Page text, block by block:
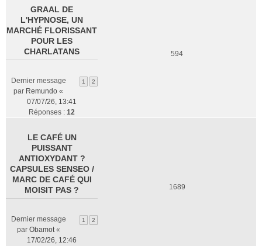
GRAAL DE
L'HYPNOSE, UN
MARCHÉ FLORISSANT
POUR LES
CHARLATANS
1 2
Dernier message
par Remundo «
07/07/26, 13:41
Réponses : 12
594
LE CAFÉ UN
PUISSANT
ANTIOXYDANT ?
CAPSULES SENSEO /
MARC DE CAFÉ QUI
MOISIT PAS ?
1 2
Dernier message
par Obamot«
17/02/26, 12:46
1689